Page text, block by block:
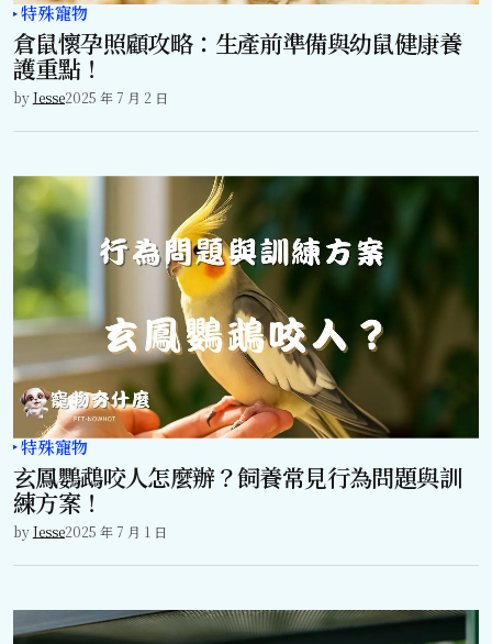
特殊寵物
倉鼠懷孕照顧攻略：生產前準備與幼鼠健康養
護重點！
byJesse2025 年 7 月 2 日
特殊寵物
玄鳳鸚鵡咬人怎麼辦？飼養常見行為問題與訓
練方案！
byJesse2025 年 7 月 1 日